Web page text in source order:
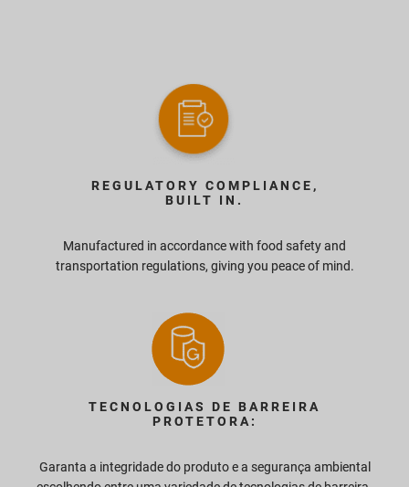
REGULATORY COMPLIANCE,
BUILT IN.
Manufactured in accordance with food safety and
transportation regulations, giving you peace of mind.
TECNOLOGIAS DE BARREIRA
PROTETORA:
Garanta a integridade do produto e a segurança ambiental